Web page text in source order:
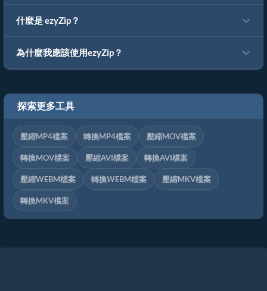
什麼是 ezyZip？
為什麼我應該使用ezyZip？
探索更多工具
壓縮MP4檔案 轉換MP4檔案 壓縮MOV檔案
轉換MOV檔案 壓縮AVI檔案 轉換AVI檔案
壓縮WEBM檔案 轉換WEBM檔案 壓縮MKV檔案
轉換MKV檔案